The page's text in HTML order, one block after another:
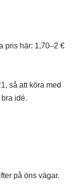
pris här: 1,70–2 €
så att köra med
idé.
på öns vägar.